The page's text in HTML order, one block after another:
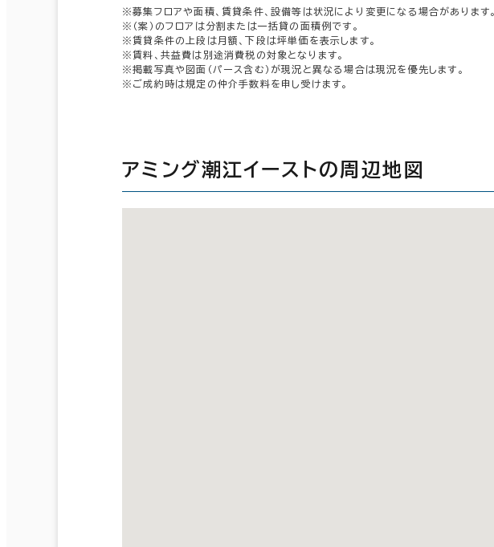
※募集フロアや面積、賃貸条件、設備等は状況により変更になる場合があります。
※（案）のフロアは分割または一括貸の面積例です。
※賃貸条件の上段は月額、下段は坪単価を表示します。
※賃料、共益費は別途消費税の対象となります。
※掲載写真や図面（パース含む）が現況と異なる場合は現況を優先します。
※ご成約時は規定の仲介手数料を申し受けます。
アミング潮江イーストの周辺地図